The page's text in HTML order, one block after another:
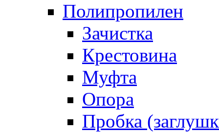
Полипропилен
Зачистка
Крестовина
Муфта
Опора
Пробка